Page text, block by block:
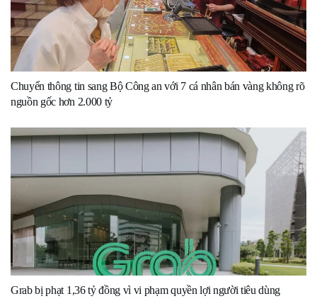
Chuyển thông tin sang Bộ Công an với 7 cá nhân bán vàng không rõ
nguồn gốc hơn 2.000 tỷ
Grab bị phạt 1,36 tỷ đồng vì vi phạm quyền lợi người tiêu dùng